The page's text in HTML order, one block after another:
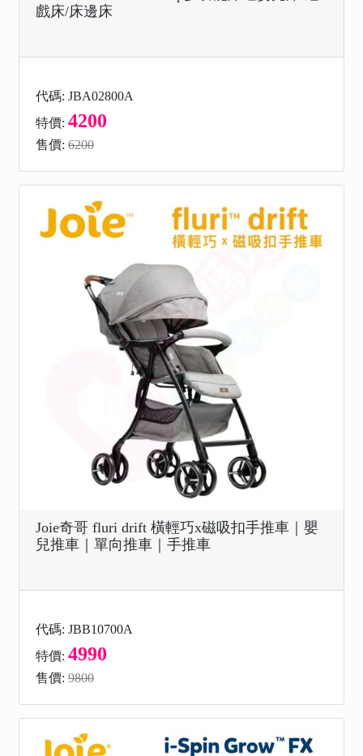
戲床/床邊床
代碼: JBA02800A
特價: 4200
售價: 6200
Joie奇哥 fluri drift 橫輕巧x磁吸扣手推車｜嬰
兒推車｜單向推車｜手推車
代碼: JBB10700A
特價: 4990
售價: 9800